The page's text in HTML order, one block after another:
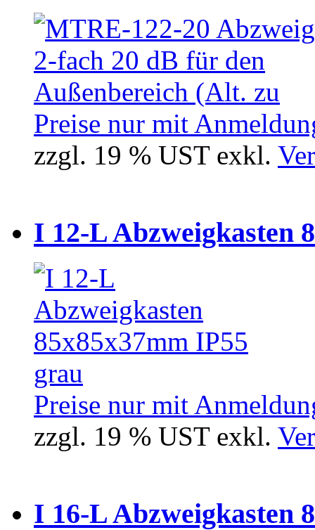
Preise nur mit
zzgl. 19 % UST exkl.
I 12-L Abzweigkasten
Preise nur mit
zzgl. 19 % UST exkl.
I 16-L Abzweigkasten